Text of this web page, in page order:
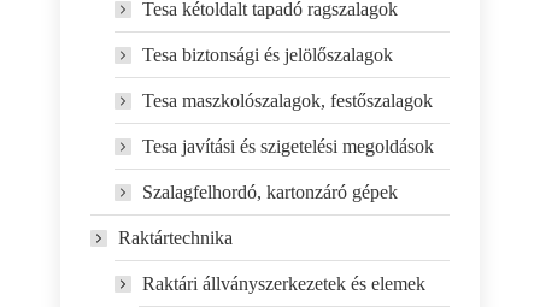
Tesa kétoldalt tapadó ragszalagok
Tesa biztonsági és jelölőszalagok
Tesa maszkolószalagok, festőszalagok
Tesa javítási és szigetelési megoldások
Szalagfelhordó, kartonzáró gépek
Raktártechnika
Raktári állványszerkezetek és elemek